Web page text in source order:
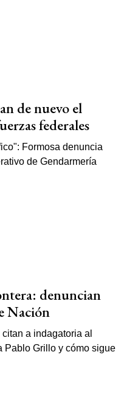
de nuevo el
federales
denuncian
Nación